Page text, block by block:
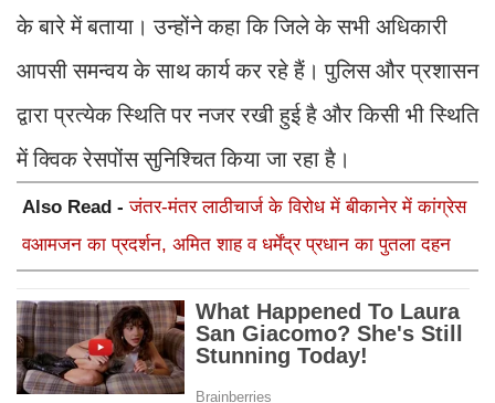
के बारे में बताया। उन्होंने कहा कि जिले के सभी अधिकारी
आपसी समन्वय के साथ कार्य कर रहे हैं। पुलिस और प्रशासन
द्वारा प्रत्येक स्थिति पर नजर रखी हुई है और किसी भी स्थिति
में क्विक रेसपोंस सुनिश्चित किया जा रहा है।
Also Read -जंतर-मंतर लाठीचार्ज के विरोध में बीकानेर में कांग्रेस
वआमजन का प्रदर्शन, अमित शाह व धर्मेंद्र प्रधान का पुतला दहन